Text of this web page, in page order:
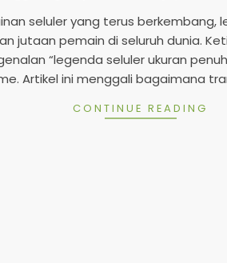
5
seluler yang terus
jutaan pemain di seluruh dunia.
“legenda seluler ukuran
Artikel ini menggali bagaimana
CONTINUE READING